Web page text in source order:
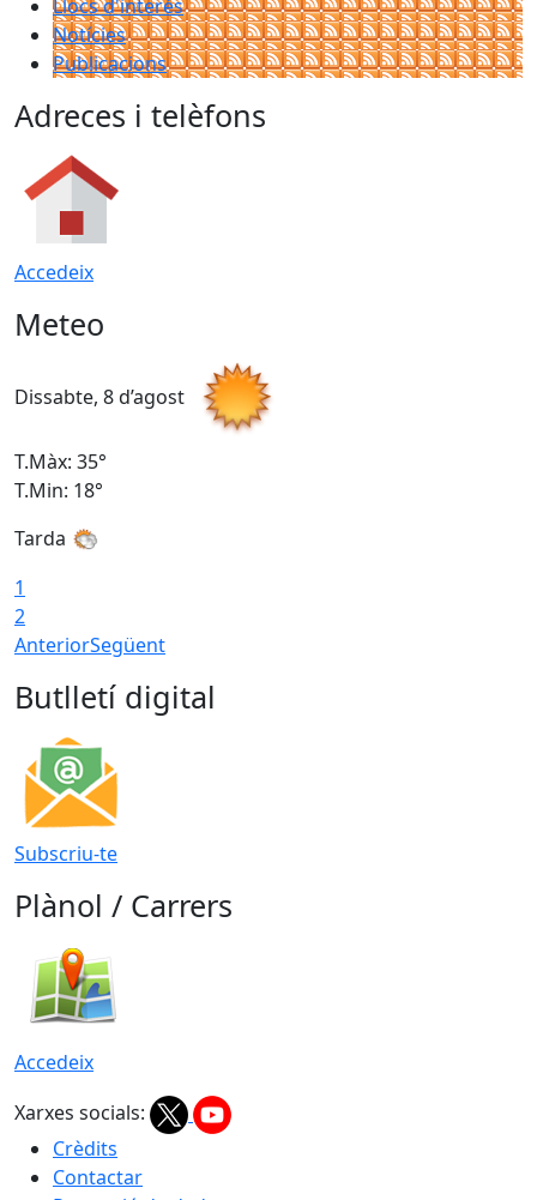
Llocs d'interès
Notícies
Publicacions
Adreces i telèfons
Accedeix
Meteo
Dissabte, 8 d’agost
T.Màx: 35°
T.Min: 18°
Tarda
1
2
AnteriorSegüent
Butlletí digital
Subscriu-te
Plànol / Carrers
Accedeix
Xarxes socials:
Crèdits
Contactar